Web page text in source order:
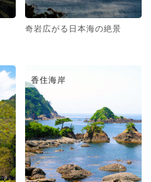
奇岩広がる日本海の絶景
香住海岸